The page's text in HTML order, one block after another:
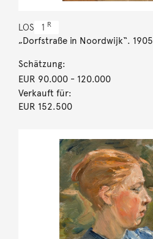
LOS 1 R
„Dorfstraße in Noordwijk“. 1905
Schätzung:
EUR 90.000- 120.000
Verkauft für:
EUR 152.500